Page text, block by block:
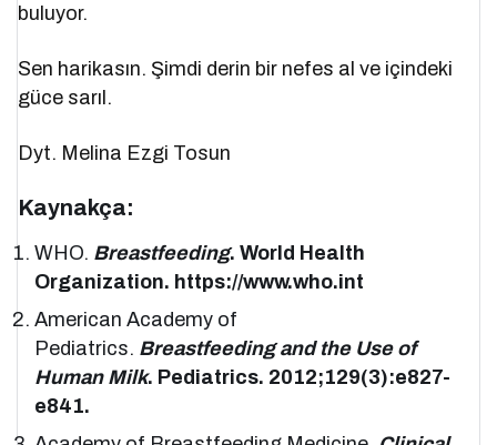
buluyor.
Sen harikasın. Şimdi derin bir nefes al ve içindeki
güce sarıl.
Dyt. Melina Ezgi Tosun
Kaynakça:
WHO. Breastfeeding. World Health
Organization. https://www.who.int
American Academy of
Pediatrics. Breastfeeding and the Use of
Human Milk. Pediatrics. 2012;129(3):e827-
e841.